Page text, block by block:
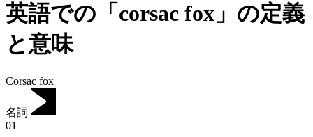
英語での「corsac fox」の定義
と意味
Corsac fox
名詞
01